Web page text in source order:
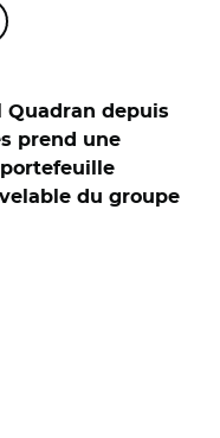
Facebook
sur Linkedin
cette page sur Twitter
cette page sur
Quadran depuis
prend une
du groupe